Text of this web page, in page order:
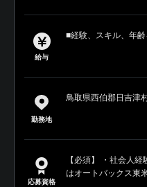
給与
■経験、スキル、年
勤務地
鳥取県西伯郡日吉津
応募資格
【必須】 ・社会人
はオートバックス東